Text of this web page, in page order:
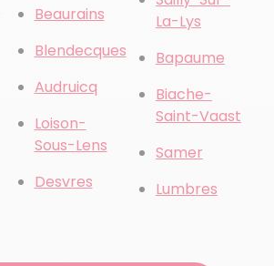
Beaurains
Blendecques
Audruicq
Loison-
Sous-Lens
Desvres
La-Lys
Bapaume
Biache-
Saint-Vaast
Samer
Lumbres